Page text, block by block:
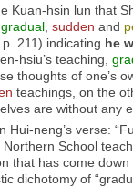
hsin lun that
gradual sudden and
211) indicating he
hsiu’s teaching,
thoughts of one’s
teachings, on the
are without any
Hui-neng’s verse:
School
that has come
dichotomy of